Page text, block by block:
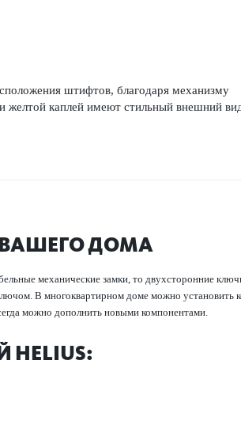
штифтов, благодаря механизму
желтой каплей имеют стильный внешний
ВАШЕГО ДОМА
механические замки, то двухсторонние
В многоквартирном доме можно установить
можно дополнить новыми компонентами.